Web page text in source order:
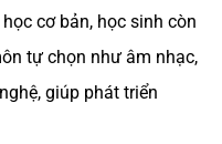
cơ bản, học sinh còn
tự chọn như âm nhạc,
giúp phát triển